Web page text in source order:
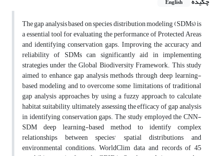
English
The gap analysis based on species distribution modeling (SDMs) is
a essential tool for evaluating the performance of Protected Areas
and identifying conservation gaps. Improving the accuracy and
reliability of SDMs can significantly aid in implementing
strategies under the Global Biodiversity Framework. This study
aimed to enhance gap analysis methods through deep learning-
based modeling and to overcome some limitations of traditional
gap analysis approaches by using a fuzzy approach to calculate
habitat suitability, ultimately assessing the efficacy of gap analysis
in identifying conservation gaps. The study employed the CNN-
SDM deep learning-based method to identify complex
relationships between species' spatial distributions and
environmental conditions. WorldClim data and records of 45